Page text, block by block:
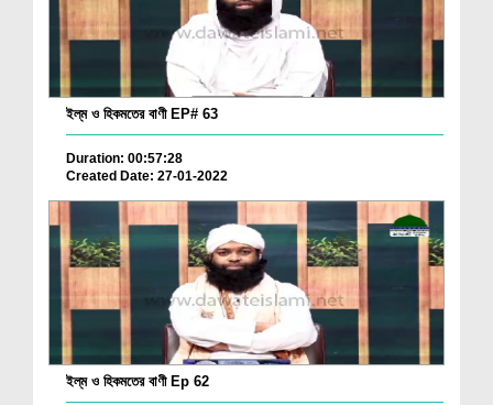
ইল্‌ম ও হিকমতের বাণী EP# 63
Duration: 00:57:28
Created Date: 27-01-2022
ইল্‌ম ও হিকমতের বাণী Ep 62